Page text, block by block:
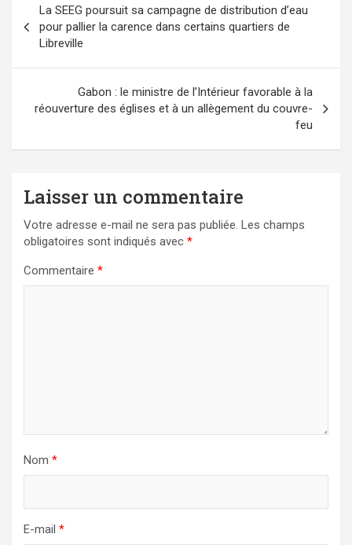
de
l’article
La SEEG poursuit sa campagne de distribution d’eau
pour pallier la carence dans certains quartiers de
Libreville
Gabon : le ministre de l’Intérieur favorable à la
réouverture des églises et à un allègement du couvre-
feu
Laisser un commentaire
Votre adresse e-mail ne sera pas publiée. Les champs
obligatoires sont indiqués avec *
Commentaire *
Nom *
E-mail *